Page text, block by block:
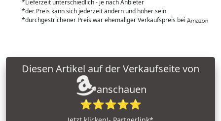
*Lieferzeit unterschiedlich - je nach Anbieter
*der Preis kann sich jederzeit ändern und höher sein
*durchgestrichener Preis war ehemaliger Verkaufspreis bei
anschauen
⭐⭐⭐⭐⭐